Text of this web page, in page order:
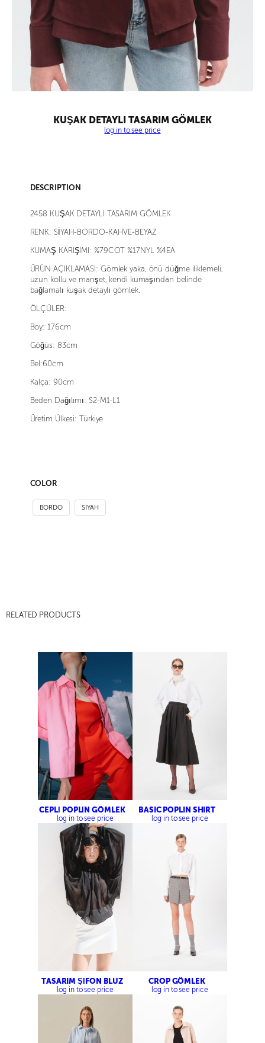
KUŞAK DETAYLI TASARIM GÖMLEK
log in to see price
DESCRIPTION
2458 KUŞAK DETAYLI TASARIM GÖMLEK
RENK: SİYAH-BORDO-KAHVE-BEYAZ
KUMAŞ KARIŞIMI: %79COT %17NYL %4EA
ÜRÜN AÇIKLAMASI: Gömlek yaka, önü düğme iliklemeli,
uzun kollu ve manşet, kendi kumaşından belinde
bağlamalı kuşak detaylı gömlek.
ÖLÇÜLER:
Boy: 176cm
Göğüs: 83cm
Bel:60cm
Kalça: 90cm
Beden Dağılımı: S2-M1-L1
Üretim Ülkesi: Türkiye
COLOR
BORDO SİYAH
RELATED PRODUCTS
CEPLİ POPLİN GÖMLEK
log in to see price
BASIC POPLIN SHIRT
log in to see price
TASARIM ŞİFON BLUZ
log in to see price
CROP GÖMLEK
log in to see price